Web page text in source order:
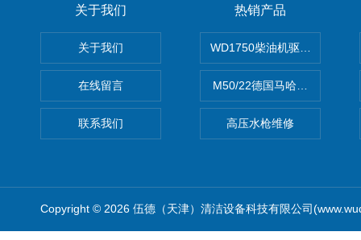
关于我们
关于我们
在线留言
联系我们
热销产品
WD1750柴油机驱动高压清洗
M50/22德国马哈高压清洗机
高压水枪维修
Copyright © 2026 伍德（天津）清洁设备科技有限公司